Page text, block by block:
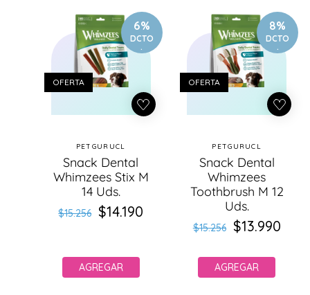
6%
DCTO
.
OFERTA
Proveedor:
PETGURUCL
Snack Dental
Whimzees Stix M
14 Uds.
Precio
$15.256
Precio
$14.190
AGREGAR
8%
DCTO
.
OFERTA
Proveedor:
PETGURUCL
Snack Dental
Whimzees
Toothbrush M 12
Uds.
Precio
$15.256
Precio
oferta
$13.990
AGREGAR